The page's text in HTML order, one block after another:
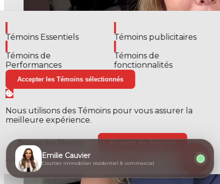
Témoins Essentiels
Témoins de
Performances
Témoins publicitaires
Témoins de
fonctionnalités
Accepter les Témoins sélectionnés
Nous utilisons des Témoins pour vous assurer la
meilleure expérience.
Lire nos politiques de confidentialité
Emilie Cauvier
Courtier immobilier résidentiel & commercial